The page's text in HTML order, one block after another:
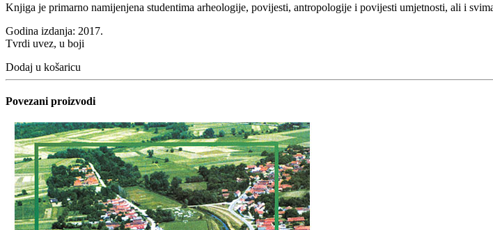
Knjiga je primarno namijenjena studentima arheologije, povijesti, antropologije i povijesti umjetnosti, ali i
Godina izdanja: 2017.
Tvrdi uvez, u boji
Dodaj u košaricu
Povezani proizvodi